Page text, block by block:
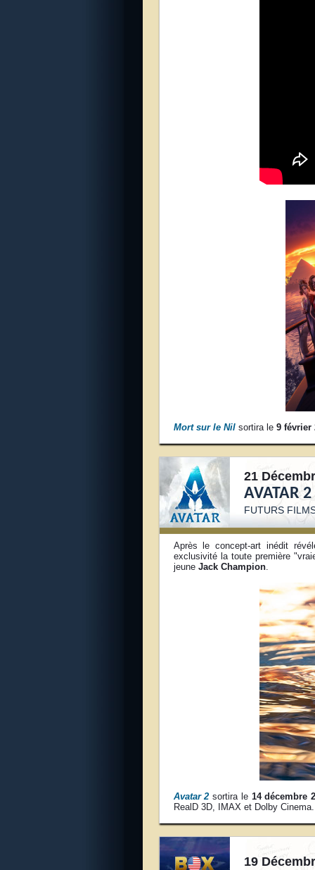
Mort sur le Nilsortira le 9 février
21
AVATAR 2
FUTURS
Après le concept-art inédit
exclusivité la toute première
jeune Jack Champion.
Avatar 2 sortira le 14 décembre
RealD 3D, IMAX et Dolby Cinema.
19